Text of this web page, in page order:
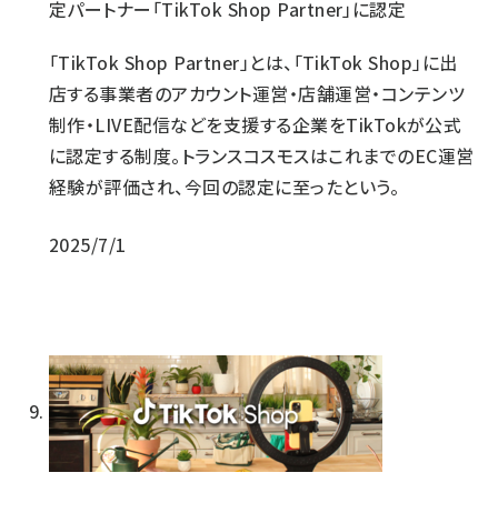
定パートナー「TikTok Shop Partner」に認定
「TikTok Shop Partner」とは、「TikTok Shop」に出
店する事業者のアカウント運営・店舗運営・コンテンツ
制作・LIVE配信などを支援する企業をTikTokが公式
に認定する制度。トランスコスモスはこれまでのEC運営
経験が評価され、今回の認定に至ったという。
2025/7/1